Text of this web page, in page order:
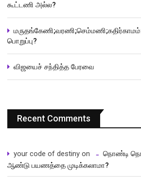
கூட்டணி அல்ல?
பொறுப்பு?
விஜயைச் சந்தித்த பேரவை
Recent Comments
your code of destiny on
நொண்டி
ஆண்டு பயணத்தை முடிக்கலாமா?